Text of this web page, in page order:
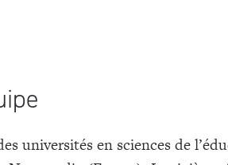
universités en sciences de